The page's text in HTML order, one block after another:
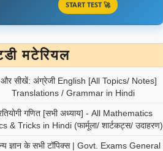
START TEST 🚀
मटेरियल
सीखें: अंग्रेजी English [All Topics/ Notes]
Translations / Grammar in Hindi
गणित [सभी अध्याय] - All Mathematics
& Tricks in Hindi (फार्मूला/ शार्टकट्स/ उदाहरण)
ज्ञान के सभी टॉपिक्स | Govt. Exams General